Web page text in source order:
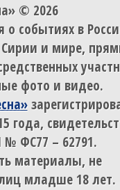
© 2026
событиях в
Сирии и мире,
фото и видео.
года,
№ ФС77 – 62791.
материалы, не
младше 18 лет.